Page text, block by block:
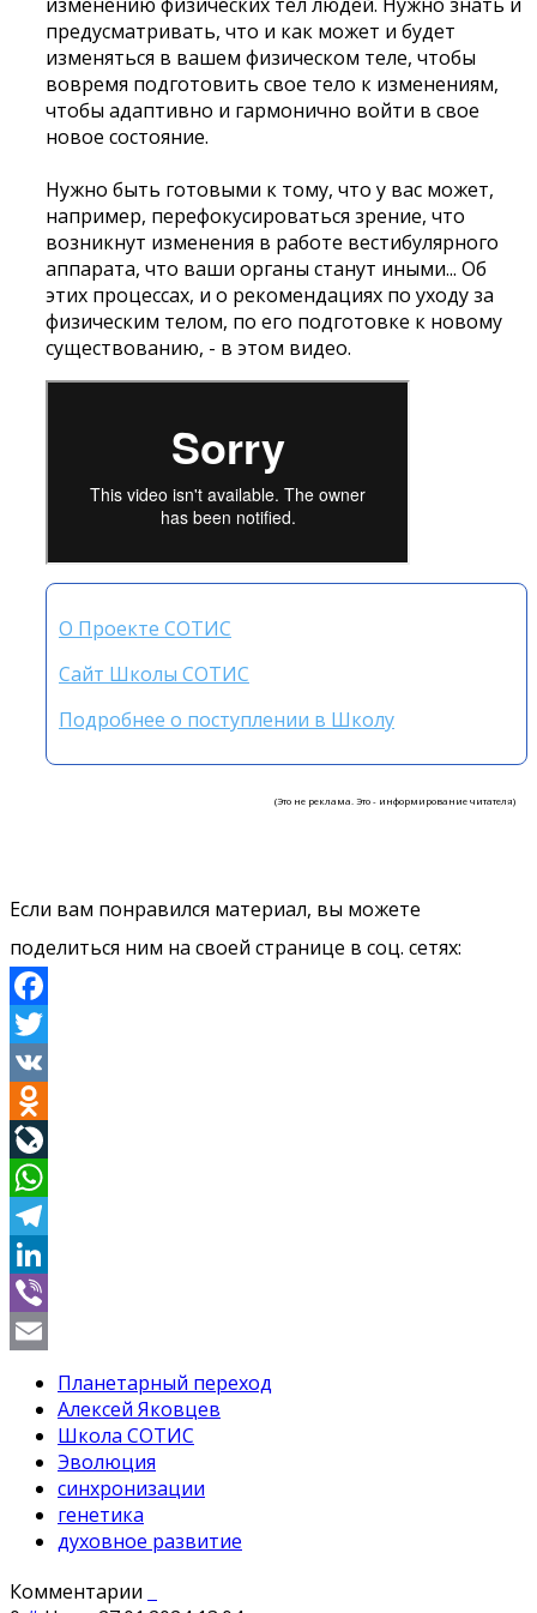
предусматривать, что и как может и будет
изменяться в вашем физическом теле, чтобы
вовремя подготовить свое тело к изменениям,
чтобы адаптивно и гармонично войти в свое
новое состояние.
Нужно быть готовыми к тому, что у вас может,
например, перефокусироваться зрение, что
возникнут изменения в работе вестибулярного
аппарата, что ваши органы станут иными... Об
этих процессах, и о рекомендациях по уходу за
физическим телом, по его подготовке к новому
существованию, - в этом видео.
О Проекте СОТИС
Сайт Школы СОТИС
Подробнее о поступлении в Школу
(Это не реклама. Это - информирование читателя)
Если вам понравился материал, вы можете
поделиться ним на своей странице в соц. сетях:
Facebook
Twitter
VK
Odnoklassniki
LiveJournal
WhatsApp
Telegram
LinkedIn
Viber
Планетарный переход
Алексей Яковцев
Школа СОТИС
Эволюция
синхронизации
генетика
духовное развитие
Комментарии